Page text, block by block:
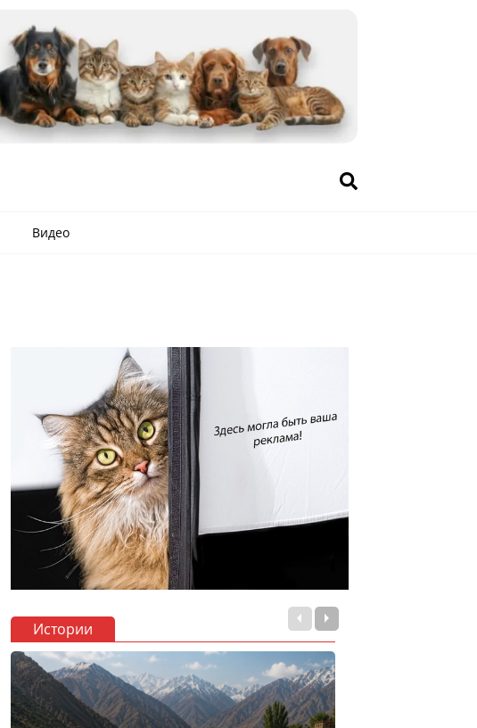
Видео
Истории